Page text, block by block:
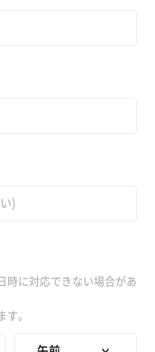
時に対応できない場合があ
す。